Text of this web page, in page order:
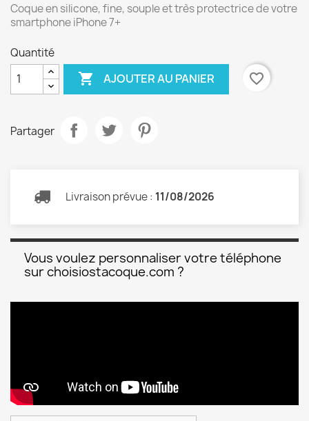
Coque en silicone, fine, souple et très protectrice de votre
smartphone iPhone 7+
Quantité
 AJOUTER AU PANIER favorite_border
Partager
Livraison prévue : 11/08/2026
Vous voulez personnaliser votre téléphone
sur choisiostacoque.com ?